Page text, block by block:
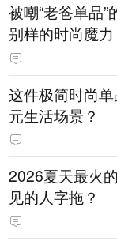
被嘲“老爸单品
别样的时尚魔力
这件极简时尚
元生活场景？
2026夏天最火
见的人字拖？